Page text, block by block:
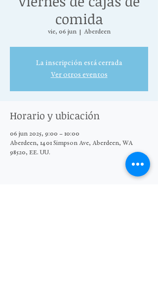
comida
vie, 06 jun
  |
Aberdeen
La inscripción está cerrada
Ver otros eventos
Horario y ubicación
06 jun 2025, 9:00 – 10:00
Aberdeen, 1401 Simpson Ave, Aberdeen, WA
98520, EE. UU.